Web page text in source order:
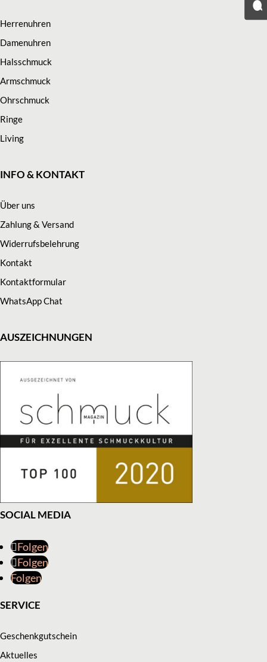
Herrenuhren
Damenuhren
Halsschmuck
Armschmuck
Ohrschmuck
Ringe
Living
INFO & KONTAKT
Über uns
Zahlung & Versand
Widerrufsbelehrung
Kontakt
Kontaktformular
WhatsApp Chat
AUSZEICHNUNGEN
SOCIAL MEDIA
Folgen
Folgen
Folgen
SERVICE
Geschenkgutschein
Aktuelles